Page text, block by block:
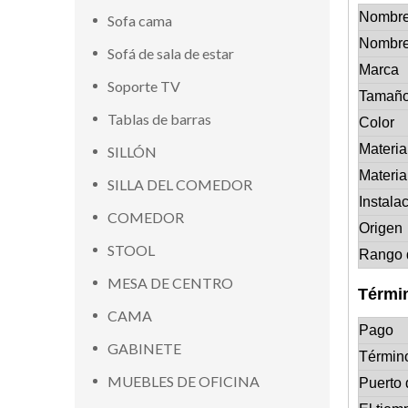
Sofa cama
Sofá de sala de estar
Soporte TV
Tablas de barras
SILLÓN
SILLA DEL COMEDOR
COMEDOR
STOOL
MESA DE CENTRO
CAMA
GABINETE
MUEBLES DE OFICINA
Marca
Color
Origen
Rango
Pago
Puerto